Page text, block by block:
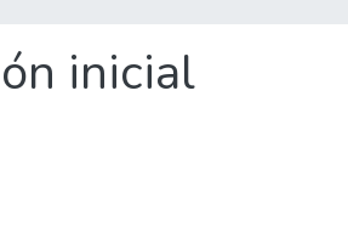
inicial